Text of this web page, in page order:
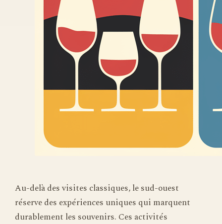
Au-delà des visites classiques, le sud-ouest
réserve des expériences uniques qui marquent
durablement les souvenirs. Ces activités